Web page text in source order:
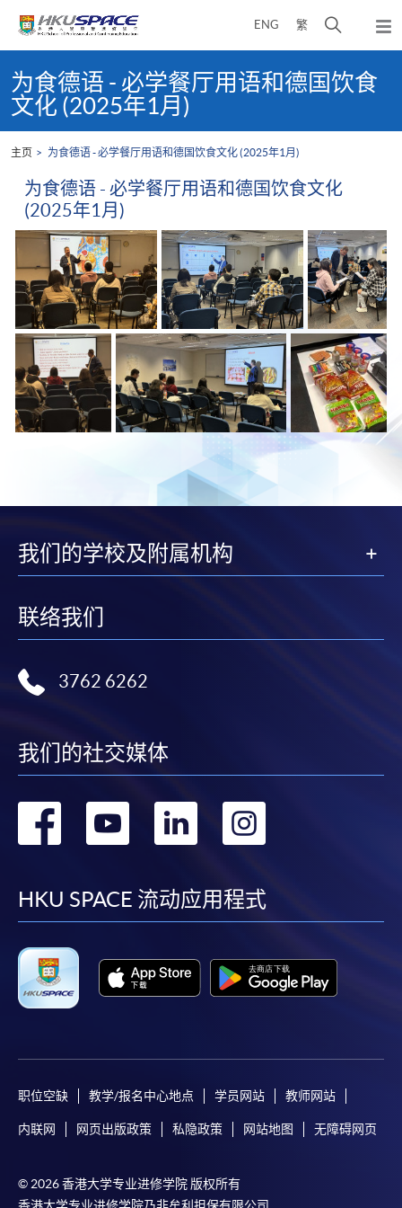
ENG 繁
开
搜
寻
面
弹
出
content
start为食德语 - 必学餐厅用语和德国饮食
文化 (2025年1月)
主页 为食德语 - 必学餐厅用语和德国饮食文化 (2025年1月)
为食德语 - 必学餐厅用语和德国饮食文化
(2025年1月)
我们的学校及附属机构
联络我们
3762 6262
我们的社交媒体
转
facebook
转
youtube
转
linkedin
转
HKU SPACE 流动应用程式
职位空缺 教学/报名中心地点 学员网站 教师网站
内联网 网页出版政策 私隐政策 网站地图 无障碍网页
© 2026 香港大学专业进修学院 版权所有